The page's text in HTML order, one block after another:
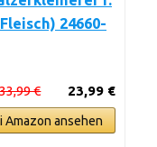
24660-
23,99 €
33,99 €
Amazon ansehen